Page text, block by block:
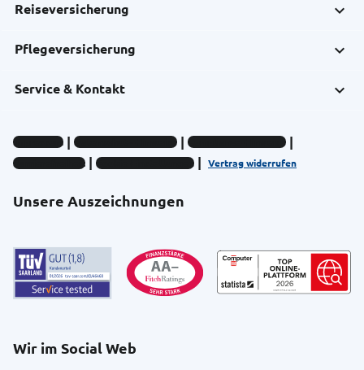
Reiseversicherung
Pflegeversicherung
Service & Kontakt
Unsere Auszeichnungen
Impressum Datenschutz-Hinweise
Compliance-Hinweise
Barrierefreiheit
Cookie-Einstellungen Vertrag widerrufen
Wir im Social Web